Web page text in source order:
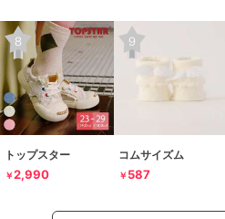
トップスター
￥2,990
コムサイズム
￥ 587